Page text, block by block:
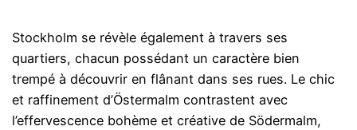
Stockholm se révèle également à travers ses
quartiers, chacun possédant un caractère bien
trempé à découvrir en flânant dans ses rues. Le chic
et raffinement d’Östermalm contrastent avec
l’effervescence bohème et créative de Södermalm,